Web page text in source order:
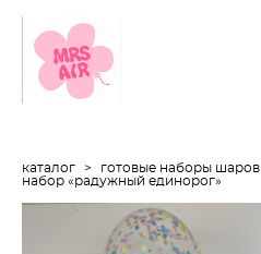
каталог > готовые наборы шаров
набор «радужный единорог»